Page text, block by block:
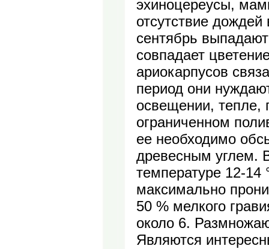
эхиноцереусы,
отсутствие
сентябрь
совпадает
ариокарпусов
период они
освещении, тепле,
ограниченном
ее необходимо
древесным углем.
температуре 12-14
максимально
50 % мелкого
около 6.
Являются